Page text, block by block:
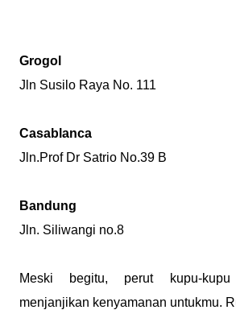
Grogol
Jln Susilo Raya No. 111
Casablanca
Jln.Prof Dr Satrio No.39 B
Bandung
Jln. Siliwangi no.8
Meski begitu, perut kupu-
menjanjikan kenyamanan untukmu.